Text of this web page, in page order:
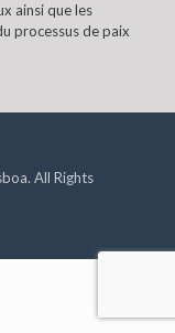
ainsi que les
processus de paix
All Rights